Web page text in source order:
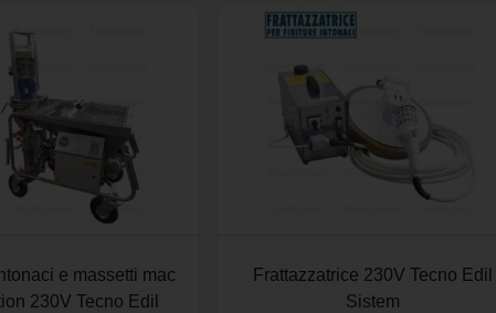
e massetti mac
230V Tecno Edil
Frattazzatrice 230V Tecno Edil
Sistem